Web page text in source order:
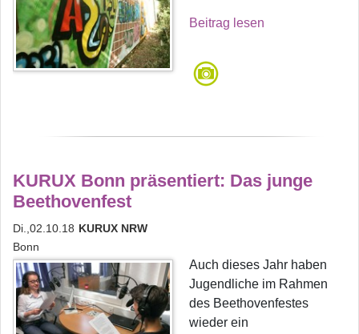
Beitrag lesen
KURUX Bonn präsentiert: Das junge
Beethovenfest
Di.,02.10.18 KURUX NRW
Bonn
Auch dieses Jahr haben
Jugendliche im Rahmen
des Beethovenfestes
wieder ein